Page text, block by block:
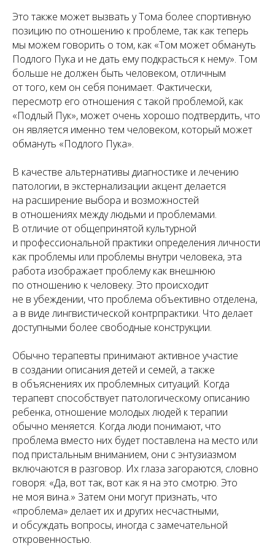
Это также может вызвать у Тома более спортивную
позицию по отношению к проблеме, так как теперь
мы можем говорить о том, как «Том может обмануть
Подлого Пука и не дать ему подкрасться к нему». Том
больше не должен быть человеком, отличным
от того, кем он себя понимает. Фактически,
пересмотр его отношения с такой проблемой, как
«Подлый Пук», может очень хорошо подтвердить, что
он является именно тем человеком, который может
обмануть «Подлого Пука».
В качестве альтернативы диагностике и лечению
патологии, в экстернализации акцент делается
на расширение выбора и возможностей
в отношениях между людьми и проблемами.
В отличие от общепринятой культурной
и профессиональной практики определения личности
как проблемы или проблемы внутри человека, эта
работа изображает проблему как внешнюю
по отношению к человеку. Это происходит
не в убеждении, что проблема объективно отделена,
а в виде лингвистической контрпрактики. Что делает
доступными более свободные конструкции.
Обычно терапевты принимают активное участие
в создании описания детей и семей, а также
в объяснениях их проблемных ситуаций. Когда
терапевт способствует патологическому описанию
ребенка, отношение молодых людей к терапии
обычно меняется. Когда люди понимают, что
проблема вместо них будет поставлена на место или
под пристальным вниманием, они с энтузиазмом
включаются в разговор. Их глаза загораются, словно
говоря: «Да, вот так, вот как я на это смотрю. Это
не моя вина.» Затем они могут признать, что
«проблема» делает их и других несчастными,
и обсуждать вопросы, иногда с замечательной
откровенностью.